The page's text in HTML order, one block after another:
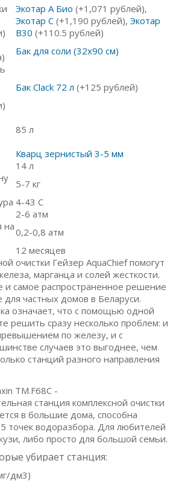
Экотар А Био (+1,071 рублей),
Экотар C (+1,190 рублей), Экотар
В30 (+110.5 рублей)
Бак для соли (32х90 см)
Бак Clack 72 л (+125 рублей)
85 л
Кварц зернистый 3-5 мм
14 л
5-7 кг
4-43 С
2-6 атм
на0,2-0,8 атм
12 месяцев
очистки Гейзер AquaChief помогут
марганца и солей жесткости.
и самое распространенное решение
для частных домов в Беларуси.
означает, что с помощью одной
решить сразу несколько проблем: и
по железу, и с
случаев это выгоднее, чем
станций разного направления
TM.F68C -
станция комплексной очистки
в большие дома, способна
точек водоразбора. Для любителей
либо просто для большой семьи.
убирает станция:
дм3)